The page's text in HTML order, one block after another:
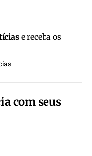
e receba os
com seus